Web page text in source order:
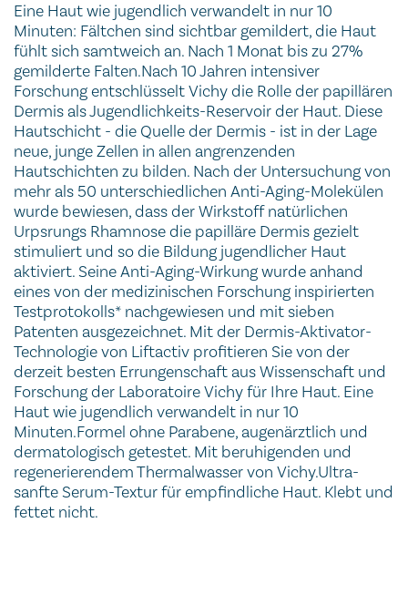
Eine Haut wie jugendlich verwandelt in nur 10
Minuten: Fältchen sind sichtbar gemildert, die Haut
fühlt sich samtweich an. Nach 1 Monat bis zu 27%
gemilderte Falten.Nach 10 Jahren intensiver
Forschung entschlüsselt Vichy die Rolle der papillären
Dermis als Jugendlichkeits-Reservoir der Haut. Diese
Hautschicht - die Quelle der Dermis - ist in der Lage
neue, junge Zellen in allen angrenzenden
Hautschichten zu bilden. Nach der Untersuchung von
mehr als 50 unterschiedlichen Anti-Aging-Molekülen
wurde bewiesen, dass der Wirkstoff natürlichen
Urpsrungs Rhamnose die papilläre Dermis gezielt
stimuliert und so die Bildung jugendlicher Haut
aktiviert. Seine Anti-Aging-Wirkung wurde anhand
eines von der medizinischen Forschung inspirierten
Testprotokolls* nachgewiesen und mit sieben
Patenten ausgezeichnet. Mit der Dermis-Aktivator-
Technologie von Liftactiv profitieren Sie von der
derzeit besten Errungenschaft aus Wissenschaft und
Forschung der Laboratoire Vichy für Ihre Haut. Eine
Haut wie jugendlich verwandelt in nur 10
Minuten.Formel ohne Parabene, augenärztlich und
dermatologisch getestet. Mit beruhigenden und
regenerierendem Thermalwasser von Vichy.Ultra-
sanfte Serum-Textur für empfindliche Haut. Klebt und
fettet nicht.